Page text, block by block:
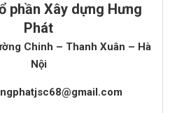
phần Xây dựng Hưng
Phát
Chinh – Thanh Xuân – Hà
Nội